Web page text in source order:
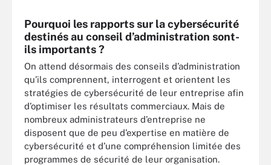
Pourquoi les rapports sur la cybersécurité
destinés au conseil d’administration sont-
ils importants ?
On attend désormais des conseils d’administration
qu’ils comprennent, interrogent et orientent les
stratégies de cybersécurité de leur entreprise afin
d’optimiser les résultats commerciaux. Mais de
nombreux administrateurs d’entreprise ne
disposent que de peu d’expertise en matière de
cybersécurité et d’une compréhension limitée des
programmes de sécurité de leur organisation.